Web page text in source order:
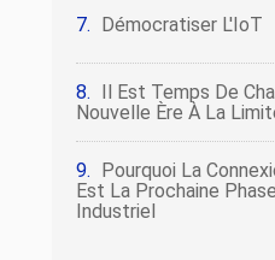
Démocratiser L'IoT
Il Est Temps De
Nouvelle Ère À La
Pourquoi La
Est La Prochaine
Industriel